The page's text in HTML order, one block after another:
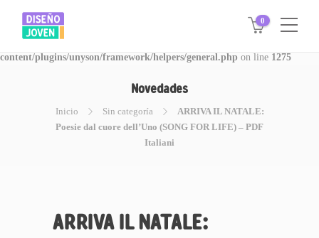
Warning: Invalid argument supplied for foreach() in
/www/disegnojoven.com.ar/htdocs/wp-
content/plugins/unyson/framework/helpers/general.php on line 1275
0
Novedades
Inicio Sin categoría
ARRIVA IL NATALE:
Poesie dal cuore dell’Uno (SONG FOR LIFE) – PDF
Italiani
ARRIVA IL NATALE: